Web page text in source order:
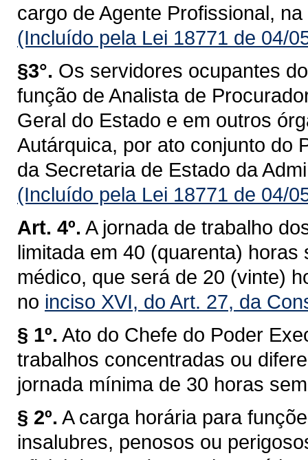
cargo de Agente Profissional,
(Incluído pela Lei 18771 de 04/
§3°. Os servidores ocupantes
função de Analista de
Geral do Estado e em outros
Autárquica, por ato conjunto do
da Secretaria de Estado da
(Incluído pela Lei 18771 de 04/
Art. 4º. A jornada de trabalho
limitada em 40 (quarenta)
médico, que será de 20 (vinte)
no inciso XVI, do Art. 27, da
§ 1º. Ato do Chefe do Poder
trabalhos concentradas ou
jornada mínima de 30 horas
§ 2º. A carga horária para
insalubres, penosos ou